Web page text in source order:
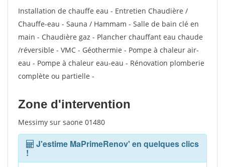
Installation de chauffe eau - Entretien Chaudière /
Chauffe-eau - Sauna / Hammam - Salle de bain clé en
main - Chaudière gaz - Plancher chauffant eau chaude
/réversible - VMC - Géothermie - Pompe à chaleur air-
eau - Pompe à chaleur eau-eau - Rénovation plomberie
complète ou partielle -
Zone d'intervention
Messimy sur saone 01480